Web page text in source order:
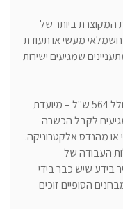
– המתכונת המקוצרת ביותר של
חשמלאי מעשי או תעודת
שמגיעים ישירות
הכשרה ייחודית ומשתלמת בהיקף שעות הכולל 564 ש"ל – מיועדת
לקבל הכשרה
או מהנדס אלקטרוניקה.
העבודה של
בידע שיש כבר בידי
הסופיים זוכים